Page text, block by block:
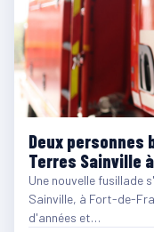
Deux personnes
Terres Sainville
Une nouvelle fusillade
Sainville, à Fort-de-
d'années et…